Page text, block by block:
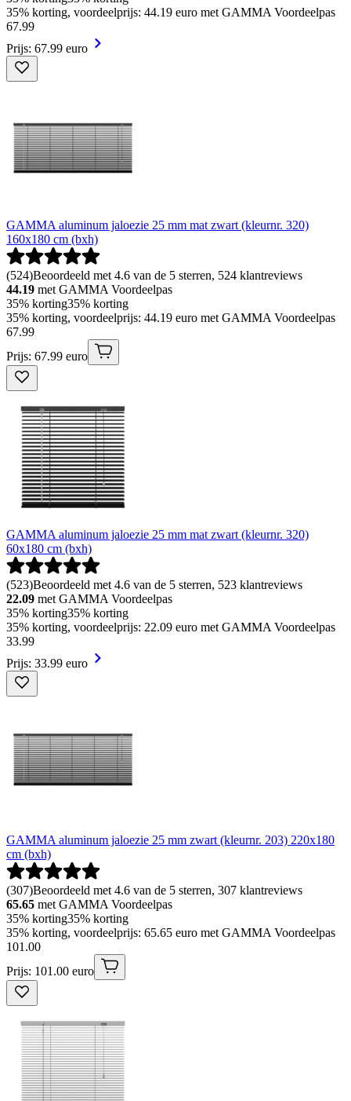
35% korting, voordeelprijs: 44.19 euro met GAMMA Voordeelpas
67.99
Prijs: 67.99 euro
GAMMA aluminum jaloezie 25 mm mat zwart (kleurnr. 320)
160x180 cm (bxh)
(524)Beoordeeld met 4.6 van de 5 sterren, 524 klantreviews
44.19 met GAMMA Voordeelpas
35% korting35% korting
35% korting, voordeelprijs: 44.19 euro met GAMMA Voordeelpas
67.99
Prijs: 67.99 euro
GAMMA aluminum jaloezie 25 mm mat zwart (kleurnr. 320)
60x180 cm (bxh)
(523)Beoordeeld met 4.6 van de 5 sterren, 523 klantreviews
22.09 met GAMMA Voordeelpas
35% korting35% korting
35% korting, voordeelprijs: 22.09 euro met GAMMA Voordeelpas
33.99
Prijs: 33.99 euro
GAMMA aluminum jaloezie 25 mm zwart (kleurnr. 203) 220x180
cm (bxh)
(307)Beoordeeld met 4.6 van de 5 sterren, 307 klantreviews
65.65 met GAMMA Voordeelpas
35% korting35% korting
35% korting, voordeelprijs: 65.65 euro met GAMMA Voordeelpas
101 .00
Prijs: 101.00 euro